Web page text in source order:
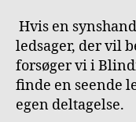
Hvis en
ledsager, der vil
forsøger vi i
finde en seende
egen deltagelse.